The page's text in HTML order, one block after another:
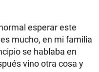
esperar este
mucho, en mi familia
se hablaba en
vino otra cosa y